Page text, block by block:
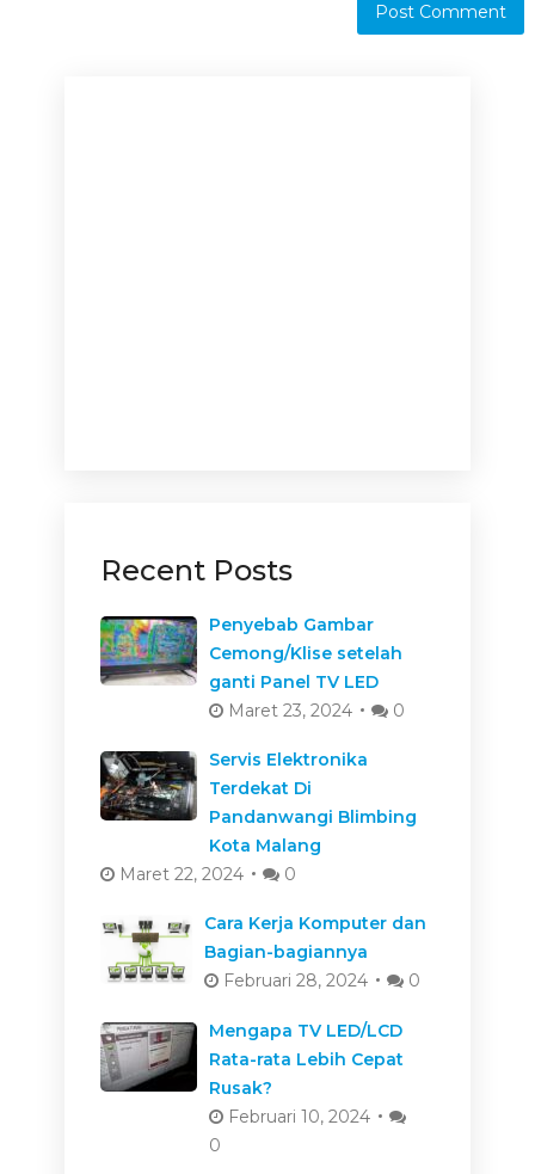
Recent Posts
Penyebab Gambar
Cemong/Klise setelah
ganti Panel TV LED
Maret 23, 2024
0
Servis Elektronika
Terdekat Di
Pandanwangi Blimbing
Kota Malang
Maret 22, 2024
0
Cara Kerja Komputer dan
Bagian-bagiannya
Februari 28, 2024
0
Mengapa TV LED/LCD
Rata-rata Lebih Cepat
Rusak?
Februari 10, 2024
0